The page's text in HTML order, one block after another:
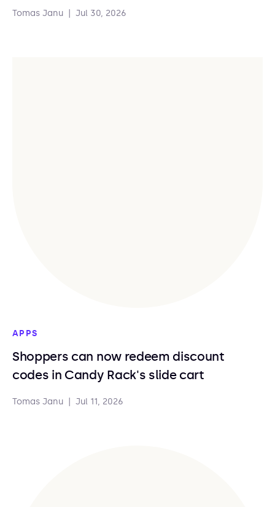
Tomas Janu Jul 30, 2026
APPS
Shoppers can now redeem discount
codes in Candy Rack's slide cart
Tomas Janu Jul 11, 2026